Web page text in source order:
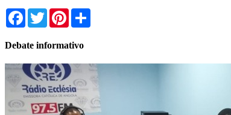
Facebook
TwitterPinterest
Debate informativo